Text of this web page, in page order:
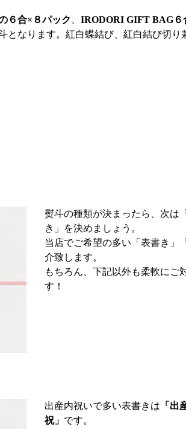
６合×８パック IRODORI GIFT BAG６
となります。紅白蝶結び、紅白結び切り
熨斗の種類が決まったら、次は
き」を決めましょう。
当店でご希望の多い「表書き」
介致します。
もちろん、下記以外も柔軟にご
す！
出産内祝いで多い表書きは 「出
祝」 です。